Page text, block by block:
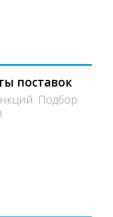
поставок
Подбор